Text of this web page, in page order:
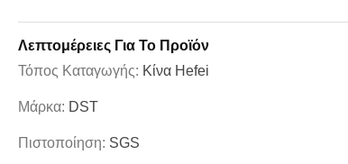
Λεπτομέρειες Για Το Προϊόν
Τόπος Καταγωγής: Κίνα Hefei
Μάρκα: DST
Πιστοποίηση: SGS